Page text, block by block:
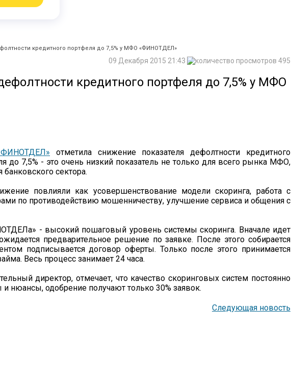
кредитного портфеля до 7,5% у МФО «ФИНОТДЕЛ»
495
09 Декабря 2015 21:43
кредитного портфеля до 7,5% у МФО
отметила снижение показателя дефолтности кредитного
до 7,5% - это очень низкий показатель не только для всего рынка МФО,
банковского сектора.
повлияли как усовершенствование модели скоринга, работа с
по противодействию мошенничеству, улучшение сервиса и общения с
- высокий пошаговый уровень системы скоринга. Вначале идет
предварительное решение по заявке. После этого собирается
подписывается договор оферты. Только после этого принимается
Весь процесс занимает 24 часа.
директор, отмечает, что качество скоринговых систем постоянно
и нюансы, одобрение получают только 30% заявок.
Следующая новость